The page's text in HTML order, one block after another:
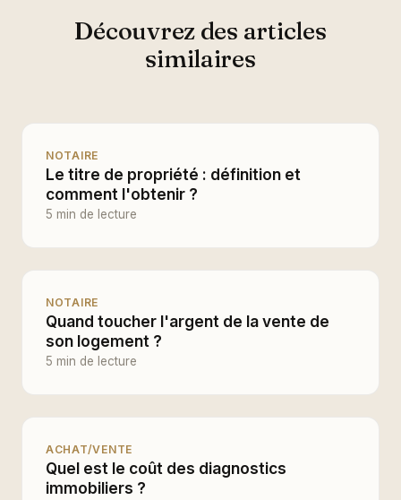
Découvrez des articles
similaires
NOTAIRE
Le titre de propriété : définition et
comment l'obtenir ?
5 min de lecture
NOTAIRE
Quand toucher l'argent de la vente de
son logement ?
5 min de lecture
ACHAT/VENTE
Quel est le coût des diagnostics
immobiliers ?